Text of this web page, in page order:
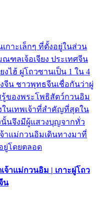
กาะเล็กๆ ที่ตั้งอยู่ในส่วน
ฑลเจ้อเจียง ประเทศจีน
ไฮ้ ผู่โถวซานเป็น 1 ใน 4
น ชาวพุทธจีนเชื่อกันว่าผู่
ของพระโพธิสัตว์กวนอิม
นเทพเจ้าที่สำคัญที่สุดใน
นจึงมีผู้แสวงบุญจากทั่ว
าแม่กวนอิมเดินทางมาที่
ยู่โดยตลอด
าแม่กวนอิม | เกาะผู่โถว
น